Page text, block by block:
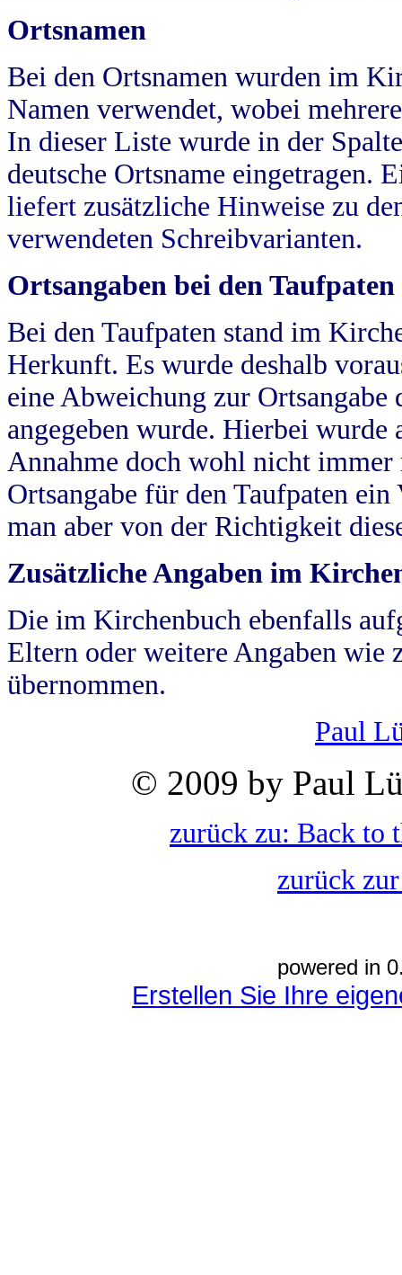
Ortsnamen
Bei den Ortsnamen wurden im
Namen verwendet, wobei
In dieser Liste wurde in der
deutsche Ortsname eingetragen.
liefert zusätzliche Hinweise zu
verwendeten Schreibvarianten.
Ortsangaben bei den Taufpaten
Bei den Taufpaten stand im
Herkunft. Es wurde deshalb
eine Abweichung zur
angegeben wurde. Hierbei wurde
Annahme doch wohl nicht
Ortsangabe für den Taufpaten
man aber von der Richtigkeit
Zusätzliche Angaben im
Die im Kirchenbuch ebenfalls
Eltern oder weitere Angaben wie
übernommen.
Paul
© 2009 by Paul
zurück zu: Back to
zurück
powered in
Erstellen Sie Ihre